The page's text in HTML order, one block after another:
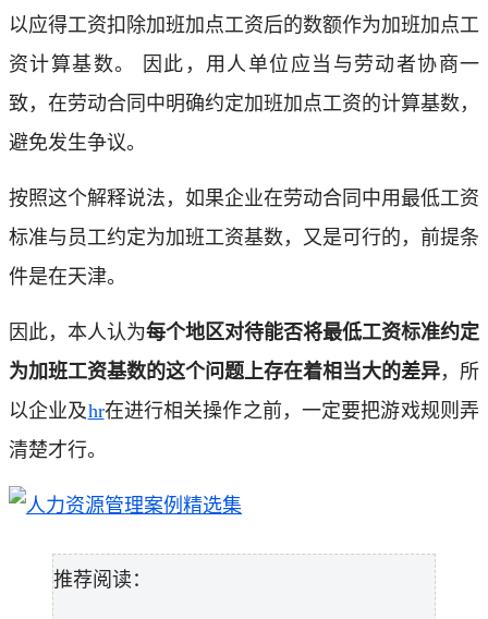
以应得工资扣除加班加点工资后的数额作为加班加点工
资计算基数。 因此，用人单位应当与劳动者协商一
致，在劳动合同中明确约定加班加点工资的计算基数，
避免发生争议。
按照这个解释说法，如果企业在劳动合同中用最低工资
标准与员工约定为加班工资基数，又是可行的，前提条
件是在天津。
因此，本人认为每个地区对待能否将最低工资标准约定
为加班工资基数的这个问题上存在着相当大的差异，所
以企业及hr在进行相关操作之前，一定要把游戏规则弄
清楚才行。
推荐阅读：